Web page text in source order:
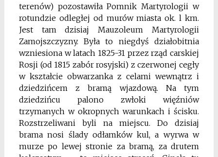
terenów) pozosta­wiła Pomnik Martyrologii w
rotundzie odległej od murów miasta ok. l km.
Jest tam dzisiaj Mauzoleum Martyrologii
Zamojszczyzny. Była to niegdyś działobitnia
wzniesiona w latach 1825-31 przez rząd carskiej
Rosji (od 1815 zabór rosyjski) z czerwonej cegły
w kształcie obwarzanka z celami wewnątrz i
dzie­dzińcem z bramą wjazdową. Na tym
dziedzińcu palono zwłoki więźniów
trzymanych w okropnych warunkach i ścisku.
Rozstrzeliwani byli na miejscu. Do dzisiaj
brama no­si ślady odłamków kul, a wyrwa w
murze po lewej stronie za bramą, za drutem